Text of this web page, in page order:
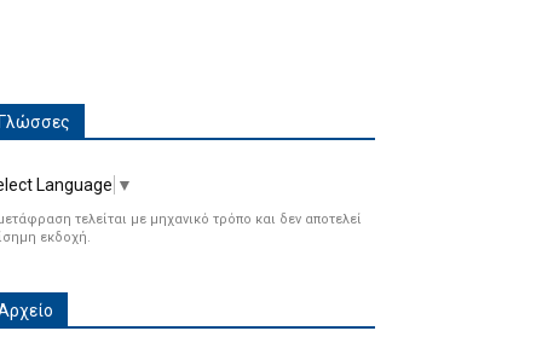
Γλώσσες
Language ▼
τελείται με μηχανικό τρόπο και δεν αποτελεί
εκδοχή.